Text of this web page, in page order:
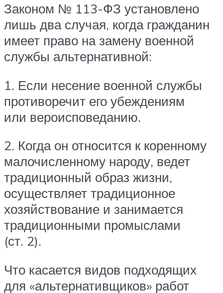
Законом № 113-ФЗ установлено
лишь два случая, когда гражданин
имеет право на замену военной
службы альтернативной:
1. Если несение военной службы
противоречит его убеждениям
или вероисповеданию.
2. Когда он относится к коренному
малочисленному народу, ведет
традиционный образ жизни,
осуществляет традиционное
хозяйствование и занимается
традиционными промыслами
(ст. 2).
Что касается видов подходящих
для «альтернативщиков» работ